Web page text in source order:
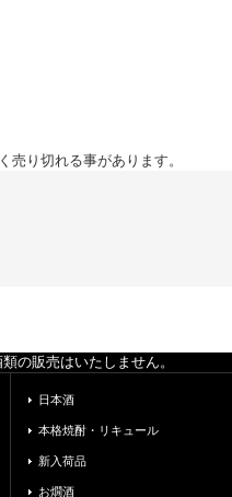
売り切れる事があります。
の販売はいたしません。
日本酒
本格焼酎・リキュール
新入荷品
お燗酒